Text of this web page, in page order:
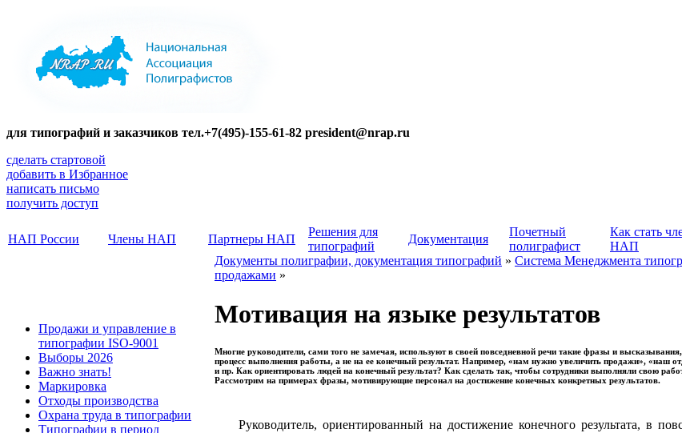
для типографий и заказчиков тел.+7(495)-155-61-82 president@nrap.ru
сделать стартовой
добавить в Избранное
написать письмо
получить доступ
НАП России Члены НАП Партнеры НАП
Решения для
типографий
Документация
Почетный
полиграфист
Как стать
НАП
Продажи и управление в
типографии ISO-9001
Выборы 2026
Важно знать!
Маркировка
Отходы производства
Охрана труда в типографии
Типографии в период
Документы полиграфии, документация типографий » Система Менеджмента
продажами »
Мотивация на языке результатов
Многие руководители, сами того не замечая, используют в своей повседневной речи такие фразы и
процесс выполнения работы, а не на ее конечный результат. Например, «нам нужно увеличить продажи», «наш
и пр. Как ориентировать людей на конечный результат? Как сделать так, чтобы сотрудники выполняли свою
Рассмотрим на примерах фразы, мотивирующие персонал на достижение конечных конкретных результатов.
Руководитель, ориентированный на достижение конечного результата, в